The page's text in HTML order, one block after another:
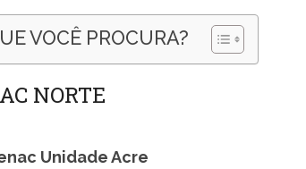
VOCÊ PROCURA?
NORTE
Unidade Acre